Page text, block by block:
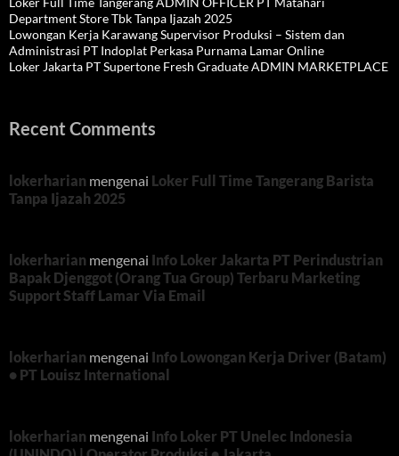
Department Store Tbk Tanpa Ijazah 2025
Lowongan Kerja Karawang Supervisor Produksi – Sistem dan
Administrasi PT Indoplat Perkasa Purnama Lamar Online
Loker Jakarta PT Supertone Fresh Graduate ADMIN MARKETPLACE
Recent Comments
lokerharian mengenai Loker Full Time Tangerang Barista
Tanpa Ijazah 2025
lokerharian mengenai Info Loker Jakarta PT Perindustrian
Bapak Djenggot (Orang Tua Group) Terbaru Marketing
Support Staff Lamar Via Email
lokerharian mengenai Info Lowongan Kerja Driver (Batam)
• PT Louisz International
lokerharian mengenai Info Loker PT Unelec Indonesia